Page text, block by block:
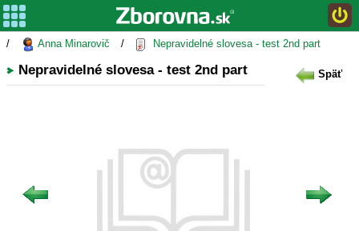
/ Anna Minarovič / Nepravidelné slovesa - test 2nd part
Nepravidelné slovesa - test 2nd part Späť